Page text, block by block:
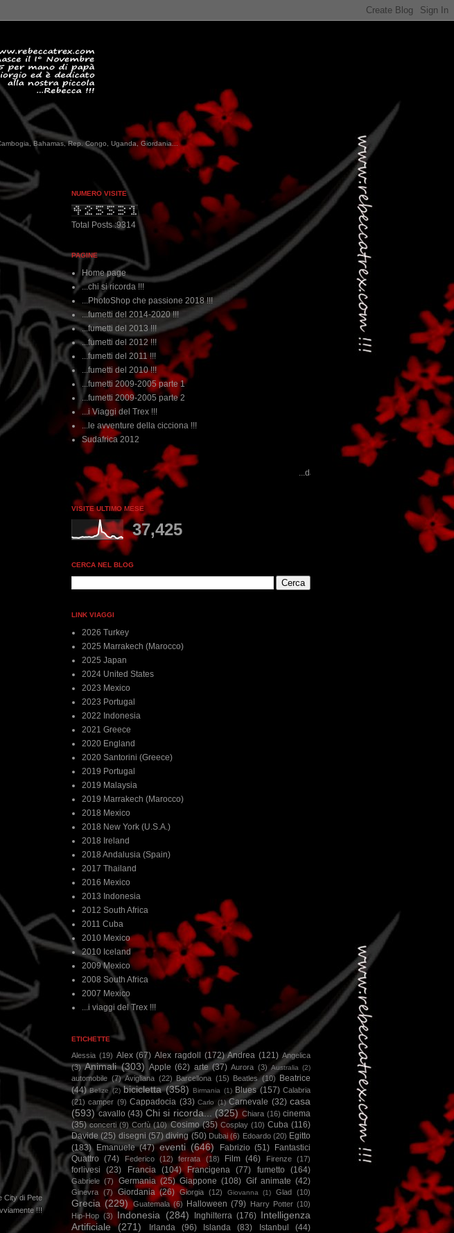
Bahamas, Rep. Congo, Uganda, Giordania...
City di Pete
!!!
NUMERO VISITE
Total Posts :9314
PAGINE
Home page
...chi si ricorda !!!
...PhotoShop che passione 2018 !!!
...fumetti del 2014-2020 !!!
...fumetti del 2013 !!!
...fumetti del 2012 !!!
...fumetti del 2011 !!!
...fumetti del 2010 !!!
...fumetti 2009-2005 parte 1
...fumetti 2009-2005 parte 2
...i Viaggi del Trex !!!
...le avventure della cicciona !!!
Sudafrica 2012
...dai non perdere tempo, clikka "qui", c'è il meglio del
VISITE ULTIMO MESE
37,425
CERCA NEL BLOG
LINK VIAGGI
2026 Turkey
2025 Marrakech (Marocco)
2025 Japan
2024 United States
2023 Mexico
2023 Portugal
2022 Indonesia
2021 Greece
2020 England
2020 Santorini (Greece)
2019 Portugal
2019 Malaysia
2019 Marrakech (Marocco)
2018 Mexico
2018 New York (U.S.A.)
2018 Ireland
2018 Andalusia (Spain)
2017 Thailand
2016 Mexico
2013 Indonesia
2012 South Africa
2011 Cuba
2010 Mexico
2010 Iceland
2009 Mexico
2008 South Africa
2007 Mexico
...i viaggi del Trex !!!
ETICHETTE
Alessia (19) Alex (67) Alex ragdoll (172) Andrea (121) Angelica
(3) Animali (303) Apple (62) arte (37) Aurora (3) Australia (2)
automobile (7) Avigliana (22) Barcellona (15) Beatles (10)
Beatrice
(44) Belize (2) bicicletta (358) Birmania (1) Blues (157) Calabria
(21) camper (9) Cappadocia (33) Carlo (1) Carnevale (32) casa
(593) cavallo (43) Chi si ricorda... (325) Chiara (16) cinema
(35) concerti (9) Corfù (10) Cosimo (35) Cosplay (10) Cuba (116)
Davide (25) disegni (57) diving (50) Dubai (6) Edoardo (20) Egitto
(183)
Emanuele (47) eventi (646) Fabrizio (51)
Fantastici
Quattro (74) Federico (12) ferrata (18) Film (46) Firenze (17)
forlivesi (23) Francia (104) Francigena (77) fumetto (164)
Gabriele (7) Germania (25) Giappone (108) Gif animate (42)
Ginevra (7) Giordania (26) Giorgia (12) Giovanna (1) Glad (10)
Grecia (229) Guatemala (6) Halloween (79) Harry Potter (10)
Hip-Hop (3) Indonesia (284) Inghilterra (176) Intelligenza
Artificiale
(271) Irlanda (96) Islanda (83) Istanbul (44)